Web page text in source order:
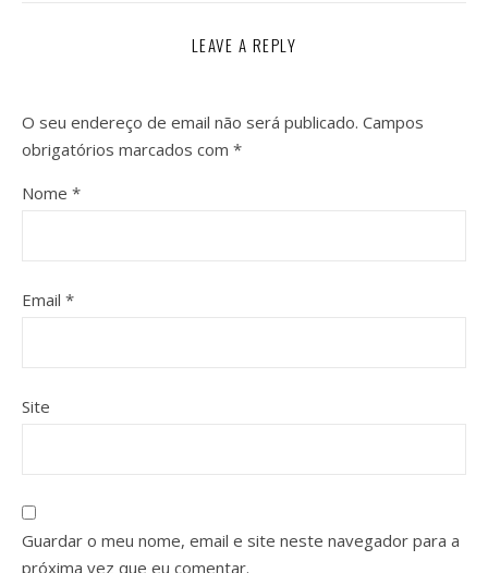
LEAVE A REPLY
O seu endereço de email não será publicado. Campos
obrigatórios marcados com *
Nome *
Email *
Site
Guardar o meu nome, email e site neste navegador para a
próxima vez que eu comentar.